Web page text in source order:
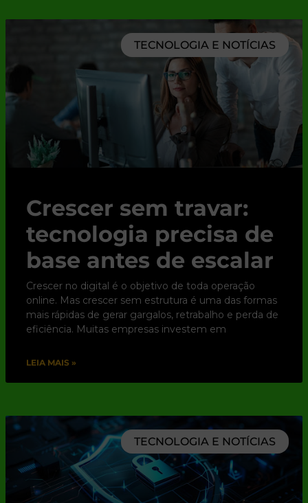
TECNOLOGIA E NOTÍCIAS
Crescer sem travar:
tecnologia precisa de
base antes de escalar
Crescer no digital é o objetivo de toda operação
online. Mas crescer sem estrutura é uma das formas
mais rápidas de gerar gargalos, retrabalho e perda de
eficiência. Muitas empresas investem em
LEIA MAIS »
TECNOLOGIA E NOTÍCIAS